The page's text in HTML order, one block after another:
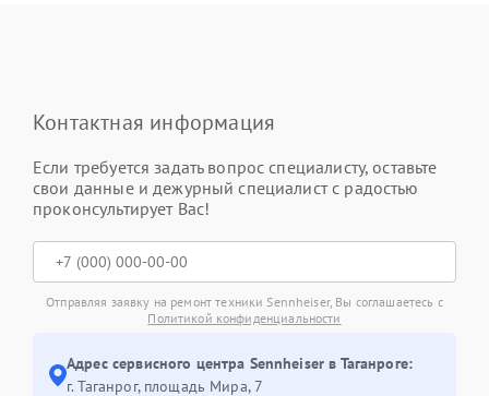
Контактная информация
Если требуется задать вопрос специалисту, оставьте
свои данные и дежурный специалист с радостью
проконсультирует Вас!
Отправляя заявку на ремонт техники Sennheiser, Вы соглашаетесь с
Политикой конфиденциальности
Адрес сервисного центра Sennheiser в Таганроге:
г. Таганрог, площадь Мира, 7